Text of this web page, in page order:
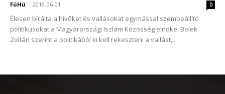
FüHü - 2019-06-01 0
Élesen bírálta a hívőket és vallásokat egymással szembeállító
politikusokat a Magyarországi Iszlám Közösség elnöke. Bolek
Zoltán szerint a politikából ki kell rekeszteni a vallást,...